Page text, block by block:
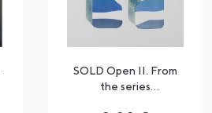
SOLD Open II. From
the series